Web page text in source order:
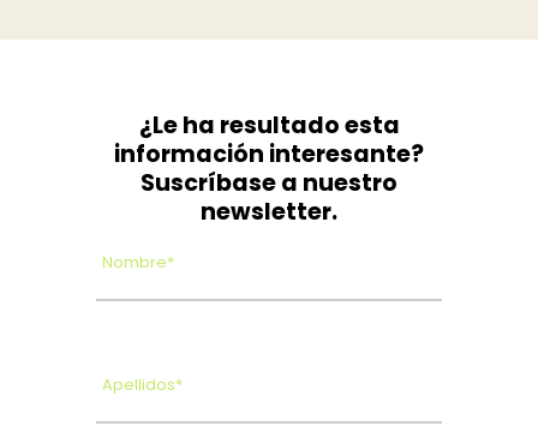
¿Le ha resultado esta
información interesante?
Suscríbase a nuestro
newsletter.
Nombre*
Apellidos*